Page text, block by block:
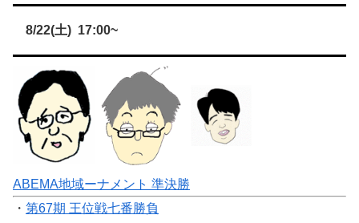
8/22(土) 17:00~
ABEMA地域ーナメント 準決勝
・ 第67期 王位戦七番勝負